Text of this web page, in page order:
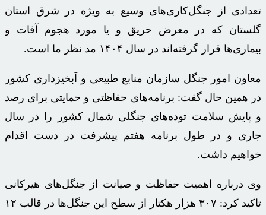
تعدادی از جنگل‌کاری‌های وسیع به ویژه در شرق استان
گلستان که در معرض حریق و یا مورد هجوم آفات و
بیماری‌ها قرار گرفته‌اند در سال ۱۴۰۴ مد نظر ما است.
معاون امور جنگل سازمان منابع طبیعی و آبخیزداری کشور
در همین حال گفت: برنامه‌های حفاظتی و حمایتی برای رصد
و پایش سلامت توده‌های جنگلی شمال کشور را در سال
جاری و در طول برنامه هفتم پیشرفت در دست اقدام
خواهیم داشت.
وی درباره اهمیت حفاظت و صیانت از جنگل‌های هیرکانی
تاکید کرد: ۳۰۷ هزار هکتار از سطح این جنگل‌ها در قالب ۱۲